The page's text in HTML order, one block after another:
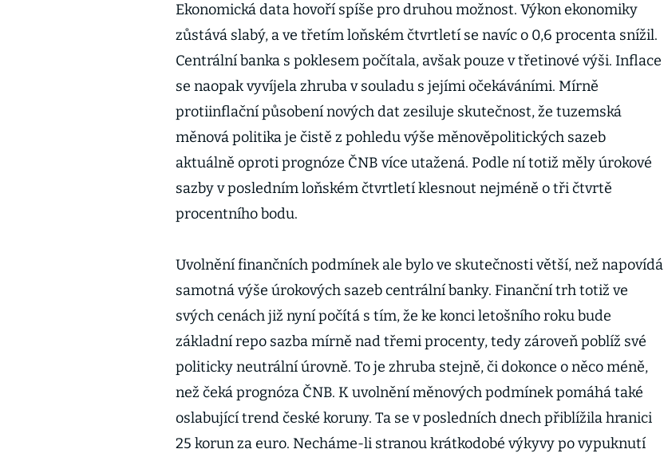
Ekonomická data hovoří spíše pro druhou možnost. Výkon ekonomiky
zůstává slabý, a ve třetím loňském čtvrtletí se navíc o 0,6 procenta snížil.
Centrální banka s poklesem počítala, avšak pouze v třetinové výši. Inflace
se naopak vyvíjela zhruba v souladu s jejími očekáváními. Mírně
protiinflační působení nových dat zesiluje skutečnost, že tuzemská
měnová politika je čistě z pohledu výše měnověpolitických sazeb
aktuálně oproti prognóze ČNB více utažená. Podle ní totiž měly úrokové
sazby v posledním loňském čtvrtletí klesnout nejméně o tři čtvrtě
procentního bodu.
Uvolnění finančních podmínek ale bylo ve skutečnosti větší, než napovídá
samotná výše úrokových sazeb centrální banky. Finanční trh totiž ve
svých cenách již nyní počítá s tím, že ke konci letošního roku bude
základní repo sazba mírně nad třemi procenty, tedy zároveň poblíž své
politicky neutrální úrovně. To je zhruba stejně, či dokonce o něco méně,
než čeká prognóza ČNB. K uvolnění měnových podmínek pomáhá také
oslabující trend české koruny. Ta se v posledních dnech přiblížila hranici
25 korun za euro. Necháme-li stranou krátkodobé výkyvy po vypuknutí